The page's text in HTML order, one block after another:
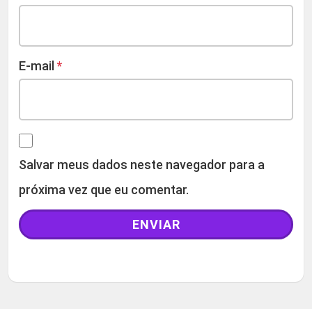
E-mail *
Salvar meus dados neste navegador para a
próxima vez que eu comentar.